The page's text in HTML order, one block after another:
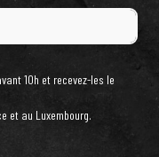
10h et recevez-les le
et au Luxembourg.